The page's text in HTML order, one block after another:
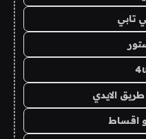
تابي
الايدي
اقساط